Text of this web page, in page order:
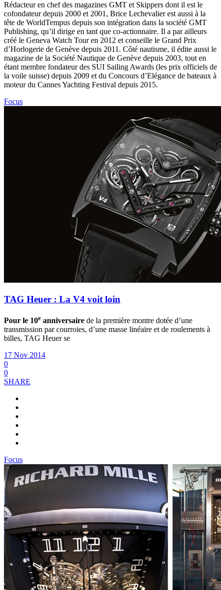
Rédacteur en chef des magazines GMT et Skippers dont il est le
cofondateur depuis 2000 et 2001, Brice Lechevalier est aussi à la
tête de WorldTempus depuis son intégration dans la société GMT
Publishing, qu’il dirige en tant que co-actionnaire. Il a par ailleurs
créé le Geneva Watch Tour en 2012 et conseille le Grand Prix
d’Horlogerie de Genève depuis 2011. Côté nautisme, il édite aussi le
magazine de la Société Nautique de Genève depuis 2003, tout en
étant membre fondateur des SUI Sailing Awards (les prix officiels de
la voile suisse) depuis 2009 et du Concours d’Elégance de bateaux à
moteur du Cannes Yachting Festival depuis 2015.
Focus
TAG Heuer : La V4 voit loin
Pour le 10e anniversaire de la première montre dotée d’une
transmission par courroies, d’une masse linéaire et de roulements à
billes, TAG Heuer se
17 Nov 2014
0
0
SHARE
Focus